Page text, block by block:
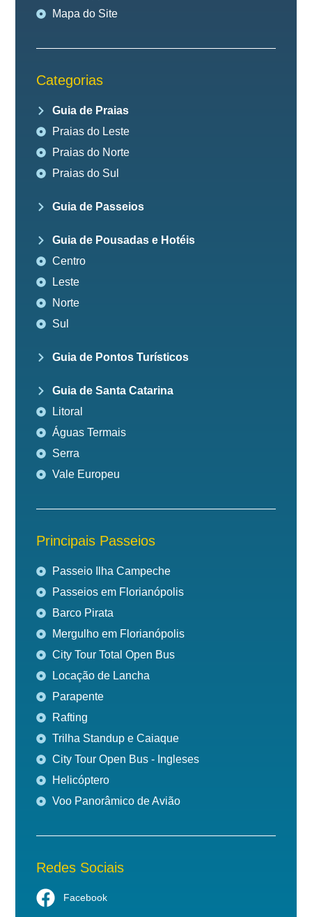
Mapa do Site
Categorias
Guia de Praias
Praias do Leste
Praias do Norte
Praias do Sul
Guia de Passeios
Guia de Pousadas e Hotéis
Centro
Leste
Norte
Sul
Guia de Pontos Turísticos
Guia de Santa Catarina
Litoral
Águas Termais
Serra
Vale Europeu
Principais Passeios
Passeio Ilha Campeche
Passeios em Florianópolis
Barco Pirata
Mergulho em Florianópolis
City Tour Total Open Bus
Locação de Lancha
Parapente
Rafting
Trilha Standup e Caiaque
City Tour Open Bus - Ingleses
Helicóptero
Voo Panorâmico de Avião
Redes Sociais
Facebook